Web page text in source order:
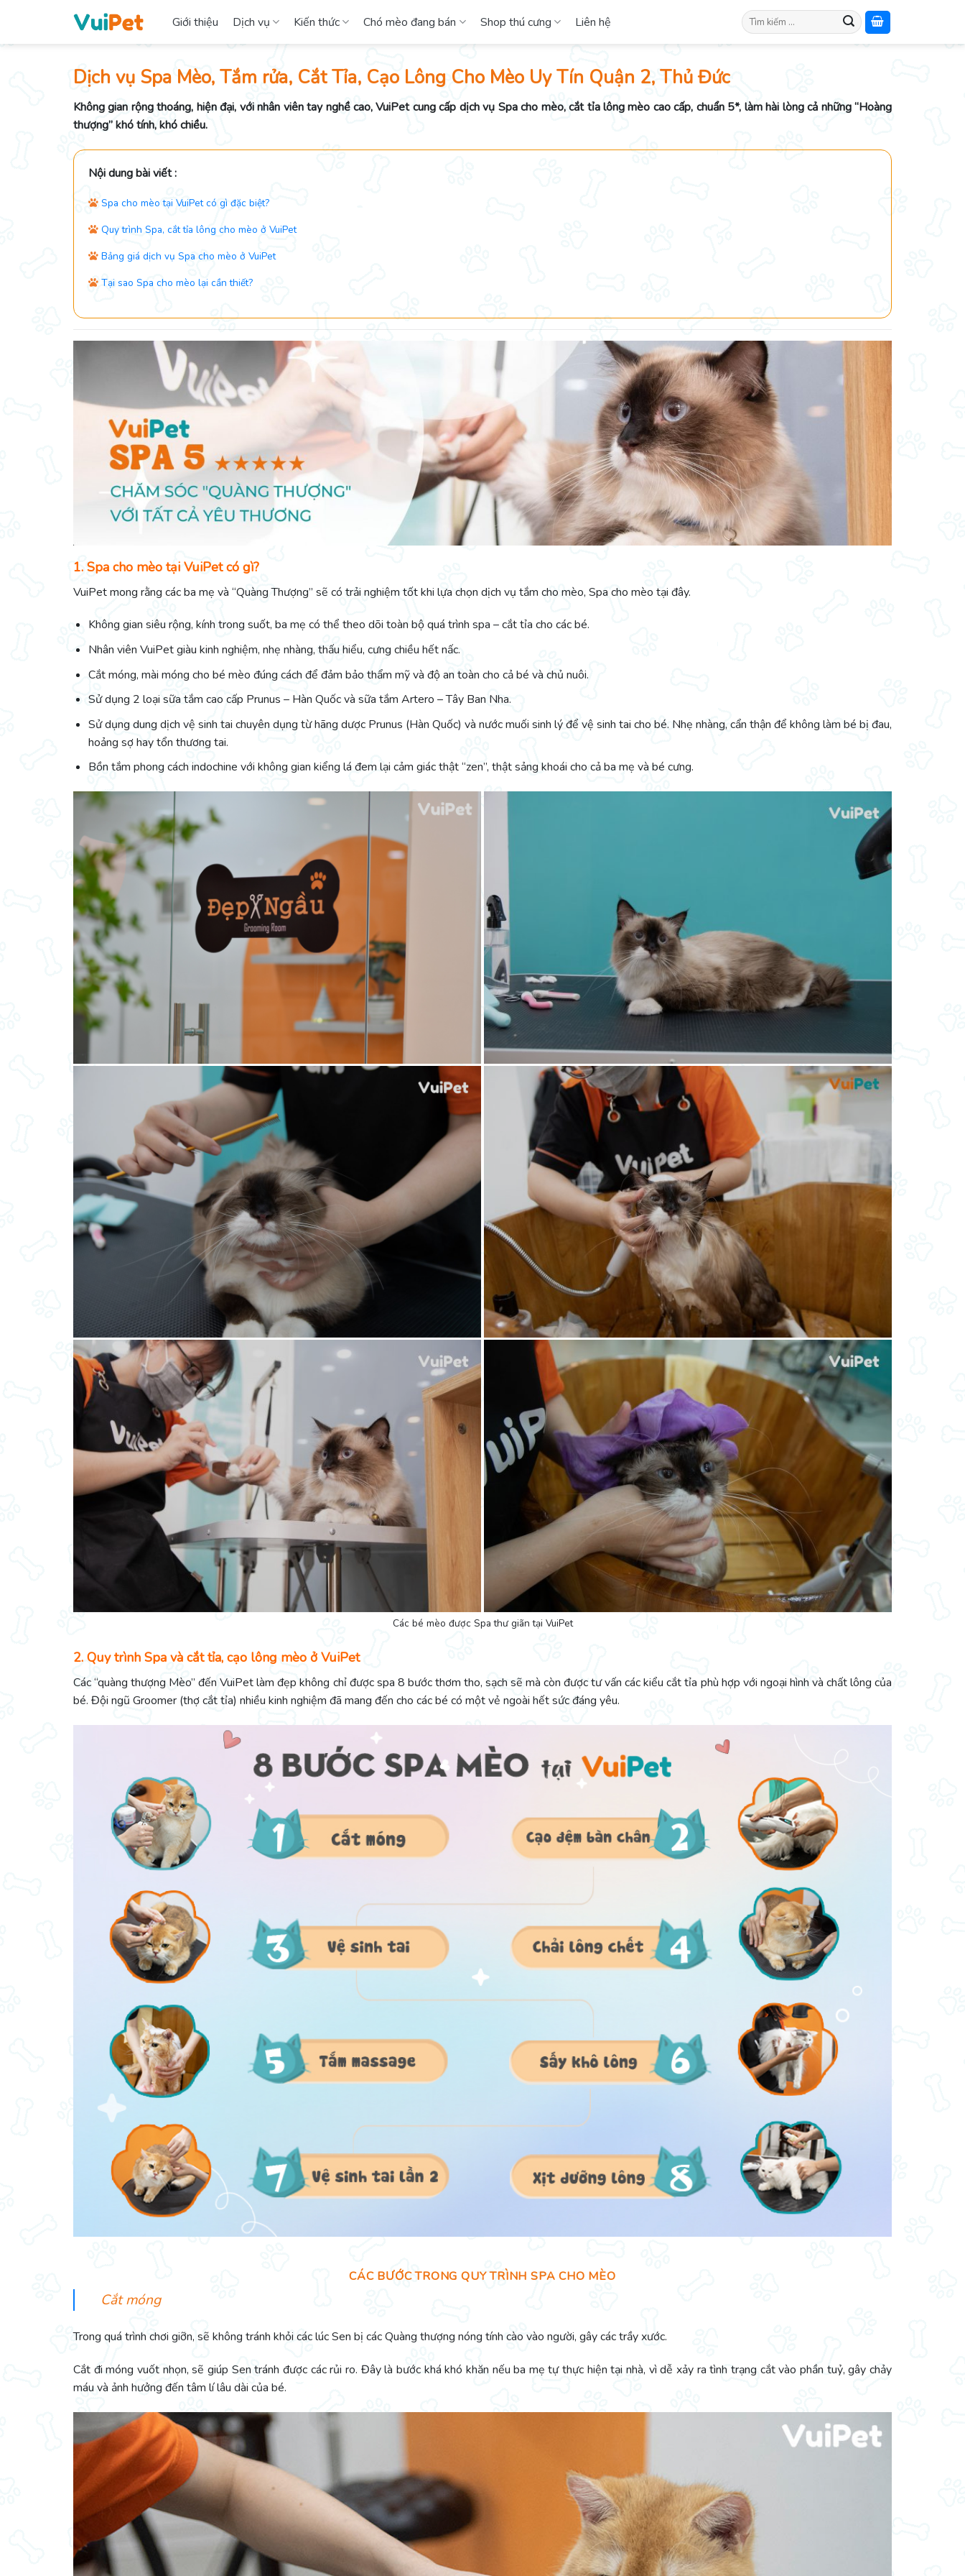
content
Giới thiệu Dịch vụ Kiến thức Chó mèo đang bán Shop thú cưng Liên hệ
Search
for:
Dịch vụ Spa Mèo, Tắm rửa, Cắt Tỉa, Cạo Lông Cho Mèo Uy Tín Quận 2, Thủ Đức
Không gian rộng thoáng, hiện đại, với nhân viên tay nghề cao, VuiPet cung cấp dịch vụ Spa cho mèo, cắt tỉa lông mèo cao cấp, chuẩn 5*, làm hài lòng cả những “Hoàng
thượng” khó tính, khó chiều.
Nội dung bài viết :
Spa cho mèo tại VuiPet có gì đặc biệt?
Quy trình Spa, cắt tỉa lông cho mèo ở VuiPet
Bảng giá dịch vụ Spa cho mèo ở VuiPet
Tại sao Spa cho mèo lại cần thiết?
1. Spa cho mèo tại VuiPet có gì?
VuiPet mong rằng các ba mẹ và “Quàng Thượng” sẽ có trải nghiệm tốt khi lựa chọn dịch vụ tắm cho mèo, Spa cho mèo tại đây.
Không gian siêu rộng, kính trong suốt, ba mẹ có thể theo dõi toàn bộ quá trình spa – cắt tỉa cho các bé.
Nhân viên VuiPet giàu kinh nghiệm, nhẹ nhàng, thấu hiểu, cưng chiều hết nấc.
Cắt móng, mài móng cho bé mèo đúng cách để đảm bảo thẩm mỹ và độ an toàn cho cả bé và chủ nuôi.
Sử dụng 2 loại sữa tắm cao cấp Prunus – Hàn Quốc và sữa tắm Artero – Tây Ban Nha.
Sử dụng dung dịch vệ sinh tai chuyên dụng từ hãng dược Prunus (Hàn Quốc) và nước muối sinh lý để vệ sinh tai cho bé. Nhẹ nhàng, cẩn thận để không làm bé bị đau,
hoảng sợ hay tổn thương tai.
Bồn tắm phong cách indochine với không gian kiểng lá đem lại cảm giác thật “zen”, thật sảng khoái cho cả ba mẹ và bé cưng.
Các bé mèo được Spa thư giãn tại VuiPet
2. Quy trình Spa và cắt tỉa, cạo lông mèo ở VuiPet
Các “quàng thượng Mèo” đến VuiPet làm đẹp không chỉ được spa 8 bước thơm tho, sạch sẽ mà còn được tư vấn các kiểu cắt tỉa phù hợp với ngoại hình và chất lông của
bé. Đội ngũ Groomer (thợ cắt tỉa) nhiều kinh nghiệm đã mang đến cho các bé có một vẻ ngoài hết sức đáng yêu.
CÁC BƯỚC TRONG QUY TRÌNH SPA CHO MÈO
Cắt móng
Trong quá trình chơi giỡn, sẽ không tránh khỏi các lúc Sen bị các Quàng thượng nóng tính cào vào người, gây các trầy xước.
Cắt đi móng vuốt nhọn, sẽ giúp Sen tránh được các rủi ro. Đây là bước khá khó khăn nếu ba mẹ tự thực hiện tại nhà, vì dễ xảy ra tình trạng cắt vào phần tuỷ, gây chảy
máu và ảnh hưởng đến tâm lí lâu dài của bé.